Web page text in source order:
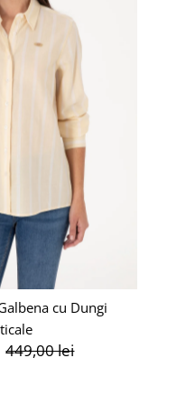
cu Dungi
Preț
449,00 lei